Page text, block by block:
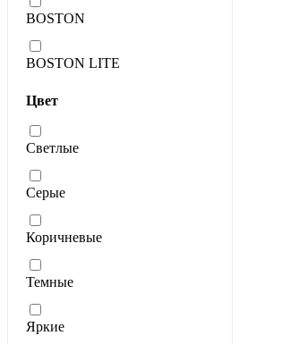
BOSTON
BOSTON LITE
Цвет
Светлые
Серые
Коричневые
Темные
Яркие